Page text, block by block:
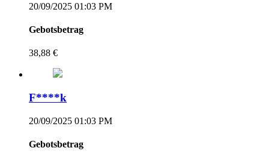
20/09/2025 01:03 PM
Gebotsbetrag
38,88 €
F****k
20/09/2025 01:03 PM
Gebotsbetrag